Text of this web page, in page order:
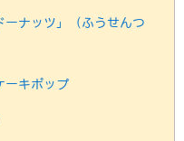
ーナッツ」（ふうせんつ
ーキポップ